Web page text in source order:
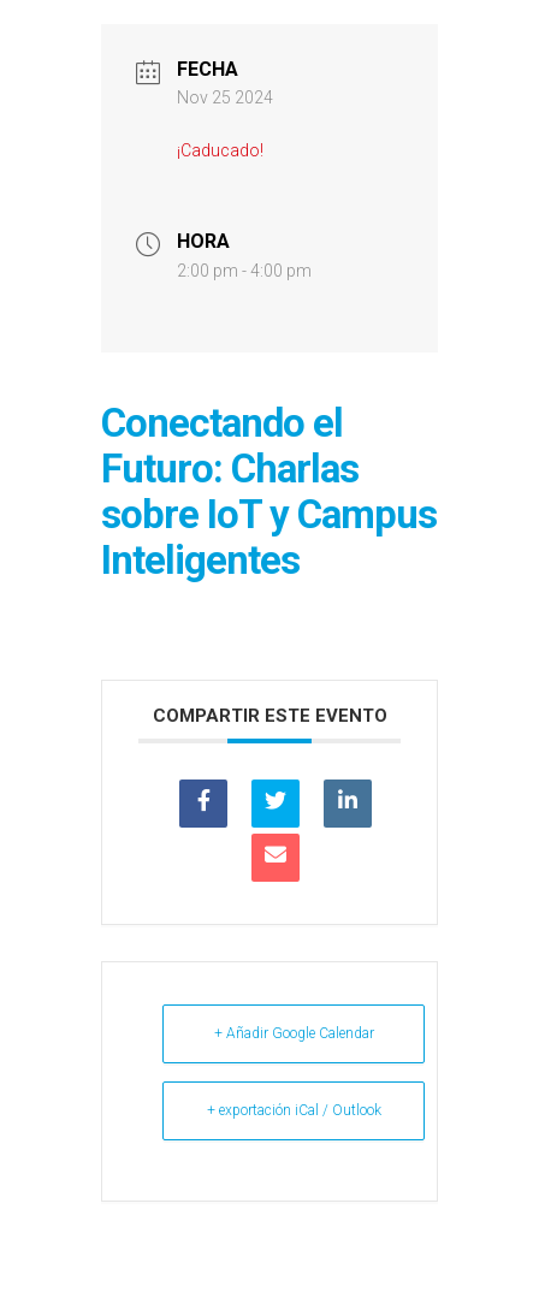
FECHA
Nov 25 2024
¡Caducado!
HORA
2:00 pm - 4:00 pm
Conectando el
Futuro: Charlas
sobre IoT y Campus
Inteligentes
COMPARTIR ESTE EVENTO
+ Añadir Google Calendar
+ exportación iCal / Outlook